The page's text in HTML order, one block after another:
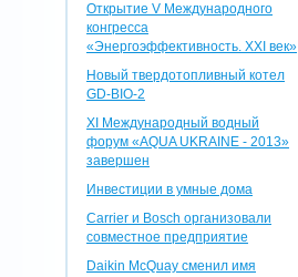
Открытие V Международного
конгресса
«Энергоэффективность. XXI век»
Новый твердотопливный котел
GD-BIO-2
XI Международный водный
форум «AQUA UKRAINE - 2013»
завершен
Инвестиции в умные дома
Carrier и Bosch организовали
совместное предприятие
Daikin McQuay сменил имя